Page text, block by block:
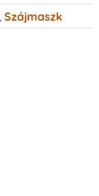
Szájmaszk